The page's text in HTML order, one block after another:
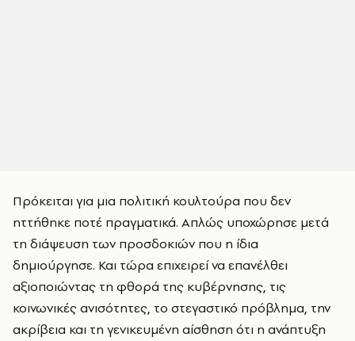
Πρόκειται για μια πολιτική κουλτούρα που δεν
ηττήθηκε ποτέ πραγματικά. Απλώς υποχώρησε μετά
τη διάψευση των προσδοκιών που η ίδια
δημιούργησε. Και τώρα επιχειρεί να επανέλθει
αξιοποιώντας τη φθορά της κυβέρνησης, τις
κοινωνικές ανισότητες, το στεγαστικό πρόβλημα, την
ακρίβεια και τη γενικευμένη αίσθηση ότι η ανάπτυξη